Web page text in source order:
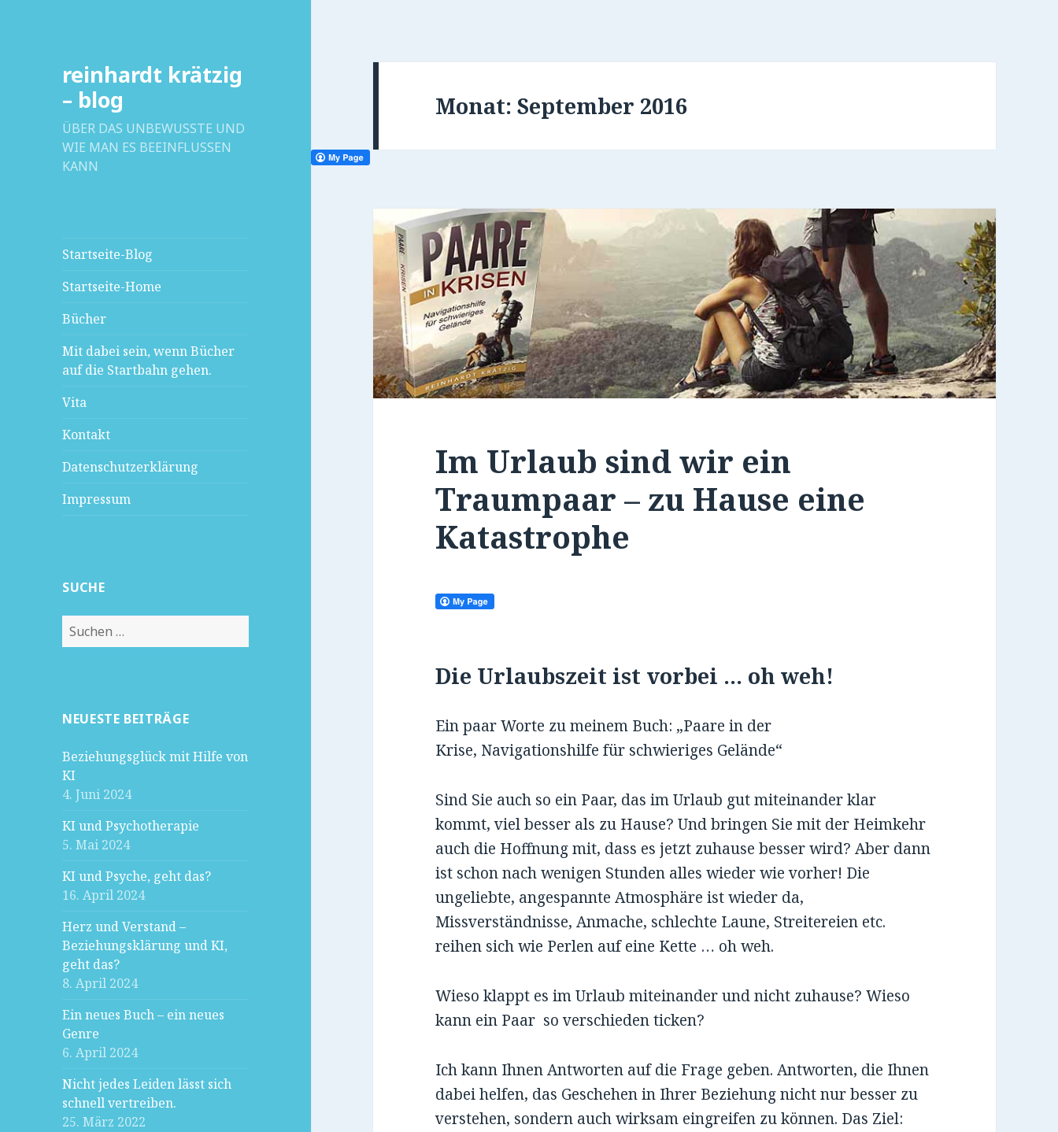
reinhardt krätzig
– blog
ÜBER DAS UNBEWUSSTE UND
WIE MAN ES BEEINFLUSSEN
KANN
Startseite-Blog
Startseite-Home
Bücher
Mit dabei sein, wenn Bücher
auf die Startbahn gehen.
Vita
Kontakt
Datenschutzerklärung
Impressum
SUCHE
Suchen
nach:
NEUESTE BEITRÄGE
Beziehungsglück mit Hilfe von
KI
4. Juni 2024
KI und Psychotherapie
5. Mai 2024
KI und Psyche, geht das?
16. April 2024
Herz und Verstand –
Beziehungsklärung und KI,
geht das?
8. April 2024
Ein neues Buch – ein neues
Genre
6. April 2024
Nicht jedes Leiden lässt sich
schnell vertreiben.
25. März 2022
Monat:September 2016
Im Urlaub sind wir ein
Traumpaar – zu Hause eine
Katastrophe
Die Urlaubszeit ist vorbei … oh weh!
Ein paar Worte zu meinem Buch: „Paare in der
Krise, Navigationshilfe für schwieriges Gelände“
Sind Sie auch so ein Paar, das im Urlaub gut miteinander klar
kommt, viel besser als zu Hause? Und bringen Sie mit der Heimkehr
auch die Hoffnung mit, dass es jetzt zuhause besser wird? Aber dann
ist schon nach wenigen Stunden alles wieder wie vorher! Die
ungeliebte, angespannte Atmosphäre ist wieder da,
Missverständnisse, Anmache, schlechte Laune, Streitereien etc.
reihen sich wie Perlen auf eine Kette … oh weh.
Wieso klappt es im Urlaub miteinander und nicht zuhause? Wieso
kann ein Paar so verschieden ticken?
Ich kann Ihnen Antworten auf die Frage geben. Antworten, die Ihnen
dabei helfen, das Geschehen in Ihrer Beziehung nicht nur besser zu
verstehen, sondern auch wirksam eingreifen zu können. Das Ziel: